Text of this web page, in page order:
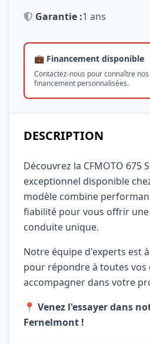
Garantie :1 ans
💼 Financement disponible
Contactez-nous pour connaître
financement personnalisées.
DESCRIPTION
Découvrez la CFMOTO 675
exceptionnel disponible
modèle combine
fiabilité pour vous offrir
conduite unique.
Notre équipe d'experts est
pour répondre à toutes vos
accompagner dans votre
📍 Venez l'essayer dans
Fernelmont !